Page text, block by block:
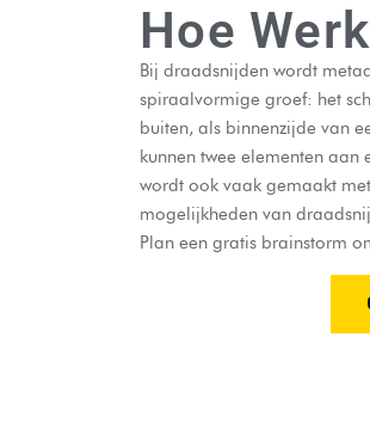
Hoe
Bij draadsnijden wordt
spiraalvormige groef: het
buiten, als binnenzijde van
kunnen twee elementen
wordt ook vaak gemaakt
mogelijkheden van
Plan een gratis brainstorm